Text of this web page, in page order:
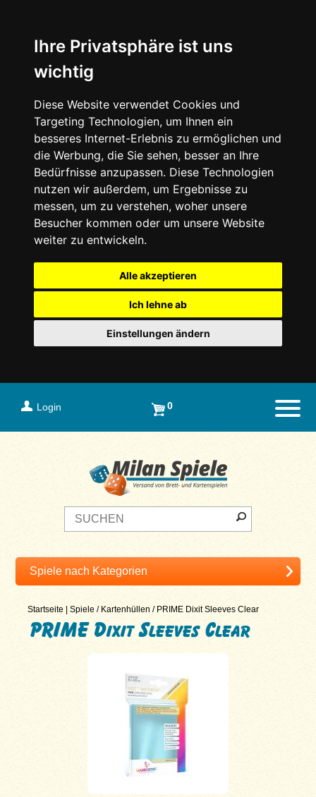
Ihre Privatsphäre ist uns
wichtig
Diese Website verwendet Cookies und
Targeting Technologien, um Ihnen ein
besseres Internet-Erlebnis zu ermöglichen und
die Werbung, die Sie sehen, besser an Ihre
Bedürfnisse anzupassen. Diese Technologien
nutzen wir außerdem, um Ergebnisse zu
messen, um zu verstehen, woher unsere
Besucher kommen oder um unsere Website
weiter zu entwickeln.
Alle akzeptieren
Ich lehne ab
Einstellungen ändern
Login 0
Startseite |Spiele / Kartenhüllen / PRIME Dixit Sleeves Clear
PRIME Dixit Sleeves Clear